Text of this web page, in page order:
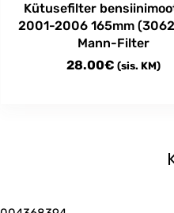
Kütusefilter
2001-2006 165mm
Mann-Filter
28.00€ (sis. KM)